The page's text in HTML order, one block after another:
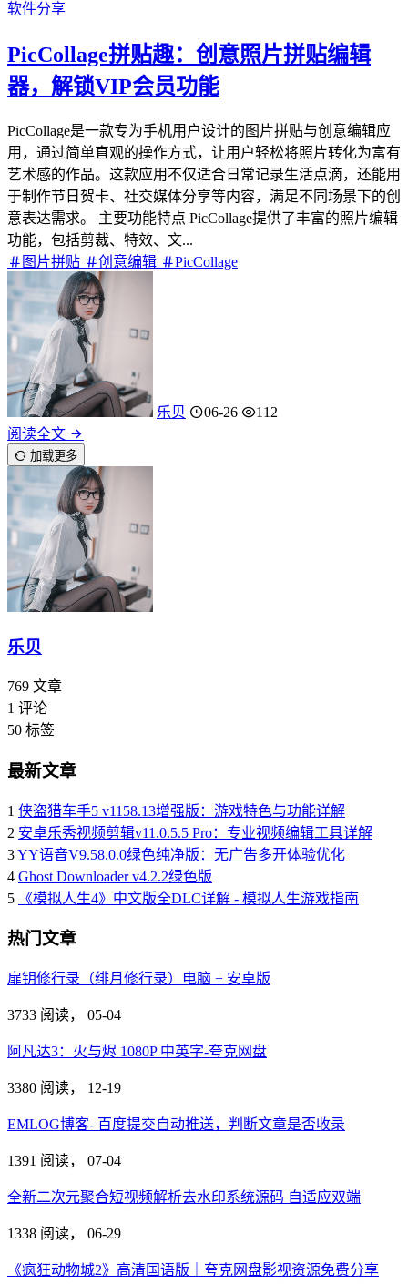
软件分享
PicCollage拼贴趣：创意照片拼贴编辑
器，解锁VIP会员功能
PicCollage是一款专为手机用户设计的图片拼贴与创意编辑应
用，通过简单直观的操作方式，让用户轻松将照片转化为富有
艺术感的作品。这款应用不仅适合日常记录生活点滴，还能用
于制作节日贺卡、社交媒体分享等内容，满足不同场景下的创
意表达需求。 主要功能特点 PicCollage提供了丰富的照片编辑
功能，包括剪裁、特效、文...
图片拼贴
创意编辑 PicCollage
乐贝 06-26
112
阅读全文
加载更多
乐贝
769 文章
1 评论
50 标签
最新文章
1 侠盗猎车手5 v1158.13增强版：游戏特色与功能详解
2 安卓乐秀视频剪辑v11.0.5.5 Pro：专业视频编辑工具详解
3YY语音V9.58.0.0绿色纯净版：无广告多开体验优化
4 Ghost Downloader v4.2.2绿色版
5
《模拟人生4》中文版全DLC详解 - 模拟人生游戏指南
热门文章
扉钥修行录（绯月修行录）电脑 + 安卓版
3733 阅读， 05-04
阿凡达3：火与烬 1080P 中英字-夸克网盘
3380 阅读， 12-19
EMLOG博客- 百度提交自动推送，判断文章是否收录
1391 阅读， 07-04
全新二次元聚合短视频解析去水印系统源码 自适应双端
1338 阅读， 06-29
《疯狂动物城2》高清国语版｜夸克网盘影视资源免费分享